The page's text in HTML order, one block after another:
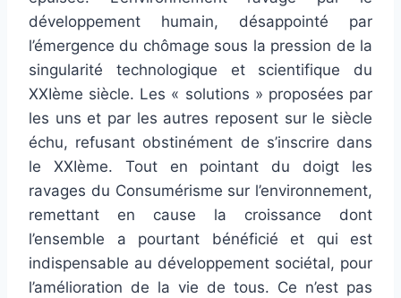
développement humain, désappointé par
l’émergence du chômage sous la pression de la
singularité technologique et scientifique du
XXIème siècle. Les « solutions » proposées par
les uns et par les autres reposent sur le siècle
échu, refusant obstinément de s’inscrire dans
le XXIème. Tout en pointant du doigt les
ravages du Consumérisme sur l’environnement,
remettant en cause la croissance dont
l’ensemble a pourtant bénéficié et qui est
indispensable au développement sociétal, pour
l’amélioration de la vie de tous. Ce n’est pas